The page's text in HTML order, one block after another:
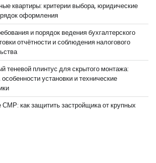
квартиры: критерии выбора, юридические
оформления
и порядок ведения бухгалтерского
отчётности и соблюдения налогового
теневой плинтус для скрытого монтажа:
особенности установки и технические
СМР: как защитить застройщика от крупных